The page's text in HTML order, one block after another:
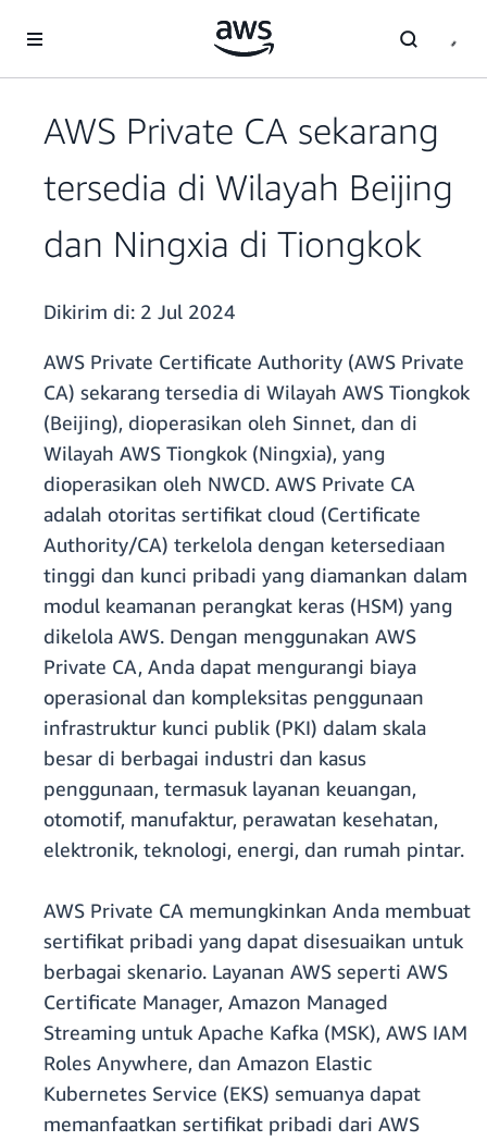
AWS Private CA sekarang
tersedia di Wilayah Beijing
dan Ningxia di Tiongkok
Dikirim di: 2 Jul 2024
AWS Private Certificate Authority (AWS Private
CA) sekarang tersedia di Wilayah AWS Tiongkok
(Beijing), dioperasikan oleh Sinnet, dan di
Wilayah AWS Tiongkok (Ningxia), yang
dioperasikan oleh NWCD. AWS Private CA
adalah otoritas sertifikat cloud (Certificate
Authority/CA) terkelola dengan ketersediaan
tinggi dan kunci pribadi yang diamankan dalam
modul keamanan perangkat keras (HSM) yang
dikelola AWS. Dengan menggunakan AWS
Private CA, Anda dapat mengurangi biaya
operasional dan kompleksitas penggunaan
infrastruktur kunci publik (PKI) dalam skala
besar di berbagai industri dan kasus
penggunaan, termasuk layanan keuangan,
otomotif, manufaktur, perawatan kesehatan,
elektronik, teknologi, energi, dan rumah pintar.
AWS Private CA memungkinkan Anda membuat
sertifikat pribadi yang dapat disesuaikan untuk
berbagai skenario. Layanan AWS seperti AWS
Certificate Manager, Amazon Managed
Streaming untuk Apache Kafka (MSK), AWS IAM
Roles Anywhere, dan Amazon Elastic
Kubernetes Service (EKS) semuanya dapat
memanfaatkan sertifikat pribadi dari AWS